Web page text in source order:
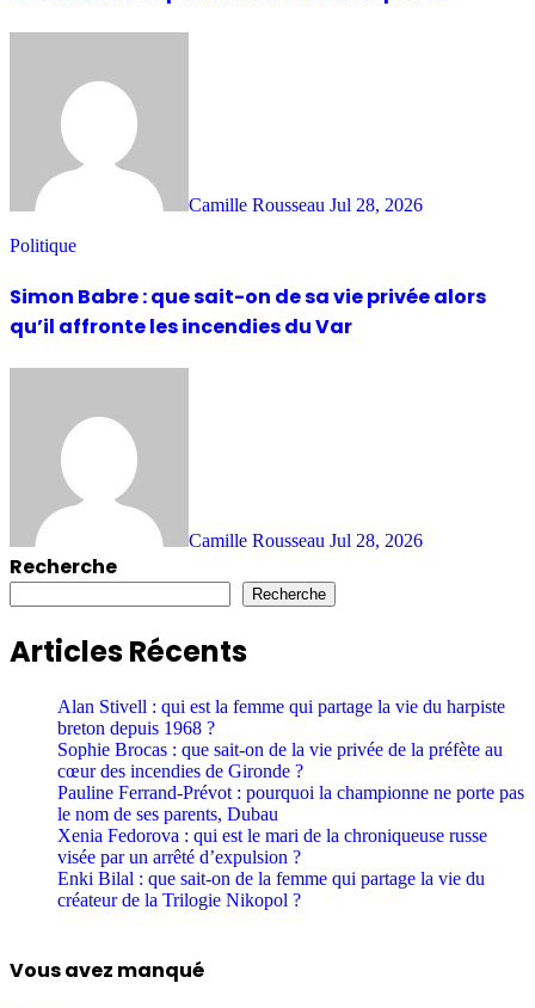
Camille Rousseau Jul 28, 2026
Politique
Simon Babre : que sait-on de sa vie privée alors
qu’il affronte les incendies du Var
Camille Rousseau Jul 28, 2026
Recherche
Recherche
Articles Récents
Alan Stivell : qui est la femme qui partage la vie du harpiste
breton depuis 1968 ?
Sophie Brocas : que sait-on de la vie privée de la préfète au
cœur des incendies de Gironde ?
Pauline Ferrand-Prévot : pourquoi la championne ne porte pas
le nom de ses parents, Dubau
Xenia Fedorova : qui est le mari de la chroniqueuse russe
visée par un arrêté d’expulsion ?
Enki Bilal : que sait-on de la femme qui partage la vie du
créateur de la Trilogie Nikopol ?
Vous avez manqué